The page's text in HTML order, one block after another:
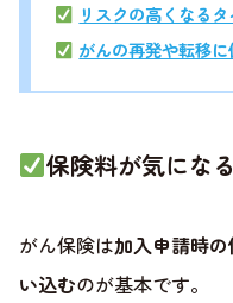
リスクの高くなる
がんの再発や転移
保険料が気にな
がん保険は加入申請時
い込むのが基本です。